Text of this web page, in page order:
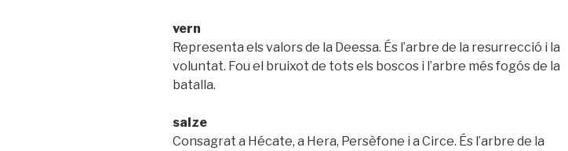
vern
Representa els valors de la Deessa. És l’arbre de la resurrecció i la
voluntat. Fou el bruixot de tots els boscos i l’arbre més fogós de la
batalla.
salze
Consagrat a Hécate, a Hera, Persèfone i a Circe. És l’arbre de la